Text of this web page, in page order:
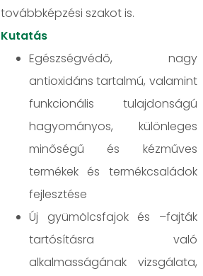
továbbképzési szakot is.
Kutatás
Egészségvédő, nagy
antioxidáns tartalmú, valamint
funkcionális tulajdonságú
hagyományos, különleges
minőségű és kézműves
termékek és termékcsaládok
fejlesztése
Új gyümölcsfajok és –fajták
tartósításra való
alkalmasságának vizsgálata,